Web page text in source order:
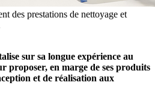
des prestations de nettoyage et
sur sa longue expérience au
proposer, en marge de ses produits
et de réalisation aux